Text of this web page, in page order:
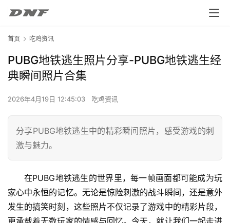
首页 吃鸡资讯
PUBG地铁逃生照片分享-PUBG地铁逃生经
典瞬间照片合集
2026年4月19日 12:45:03 吃鸡资讯
分享PUBG地铁逃生中的精彩瞬间照片，感受游戏的刺
激与魅力。
在PUBG地铁逃生的世界里，每一帧画面都可能成为玩
家心中永恒的记忆。无论是惊险刺激的战斗瞬间，还是意外
发生的搞笑时刻，这些照片不仅记录了游戏中的精彩片段，